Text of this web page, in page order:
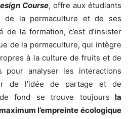
Course, offre aux étudiants
de la permaculture et de ses
de la formation, c’est d’insister
de la permaculture, qui intègre
à la culture de fruits et de
pour analyser les interactions
de l’idée de partage et de
fond se trouve toujours la
l’empreinte écologique